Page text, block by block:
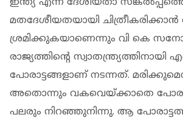
മതദേശീയതയായി
ശ്രമിക്കുകയാണെന്നും വി കെ
രാജ്യത്തിന്റെ സ്വാതന്ത്ര്യത്തിനായി
പോരാട്ടങ്ങളാണ് നടന്നത്.
അതൊന്നും വകവെയ്ക്കാതെ
പലരും നിറഞ്ഞുനിന്നു. ആ